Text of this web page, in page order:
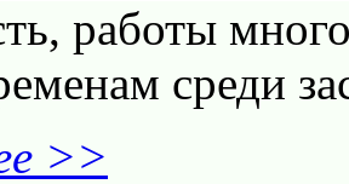
работы
среди
>>